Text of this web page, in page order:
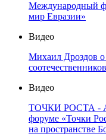
Международный
мир Евразии»
Видео
Михаил Дроздов
Видео
ТОЧКИ РОСТА -
форуме «Точки
на пространстве